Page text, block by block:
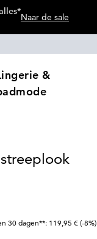
Naar de sale
&
30 dagen**: 119,95 € (-8%)